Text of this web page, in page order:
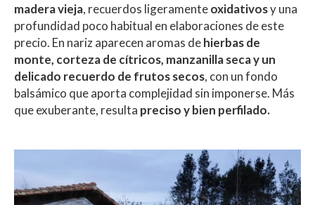
madera vieja, recuerdos ligeramenteoxidativosy una
profundidad poco habitual en elaboraciones de este
precio. En nariz aparecen aromas dehierbas de
monte, corteza de cítricos, manzanilla seca y un
delicado recuerdo de frutos secos, con un fondo
balsámico que aporta complejidad sin imponerse. Más
que exuberante, resulta preciso y bien perfilado.